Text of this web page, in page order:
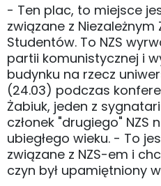
- Ten plac, to miejsce
związane z Niezależnym
Studentów. To NZS
partii komunistycznej i
budynku na rzecz
(24.03) podczas
Żabiuk, jeden z
członek "drugiego" NZS
ubiegłego wieku. - To
związane z NZS-em i
czyn był upamiętniony